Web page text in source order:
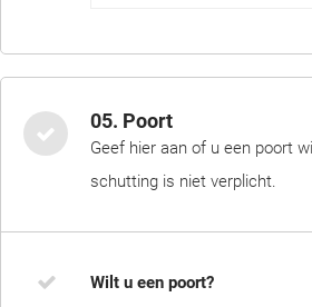
05. Poort
Geef hier aan of u een poort
schutting is niet verplicht.
Wilt u een poort?